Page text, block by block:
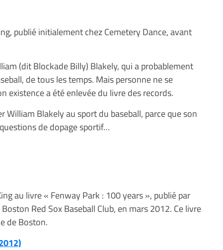
publié initialement chez Cemetery Dance, avant
(dit Blockade Billy) Blakely, qui a probablement
de tous les temps. Mais personne ne se
existence a été enlevée du livre des records.
William Blakely au sport du baseball, parce que son
de dopage sportif…
au livre « Fenway Park : 100 years », publié par
Red Sox Baseball Club, en mars 2012. Ce livre
de Boston.